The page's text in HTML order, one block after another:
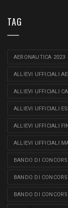
TAG
AERONAUTICA 2023
ALLIEVI UFFICIALI
ALLIEVI UFFICIALI
ALLIEVI UFFICIALI
ALLIEVI UFFICIALI
ALLIEVI UFFICIALI
BANDO DI
BANDO DI
BANDO DI